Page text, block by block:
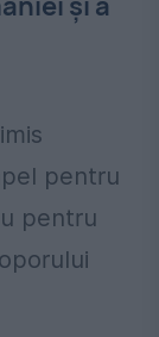
pentru
pentru